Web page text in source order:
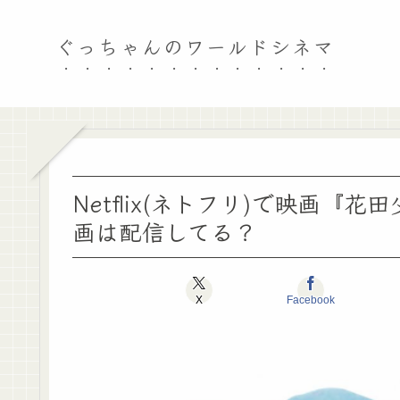
ぐっちゃんのワールドシネマ
Netflix(ネトフリ)で映画『花
画は配信してる？
X Facebook